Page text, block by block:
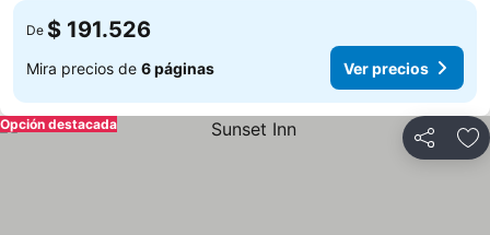
De $ 191.526
Mira precios de 6 páginas Ver precios
Compartir
Opción destacada